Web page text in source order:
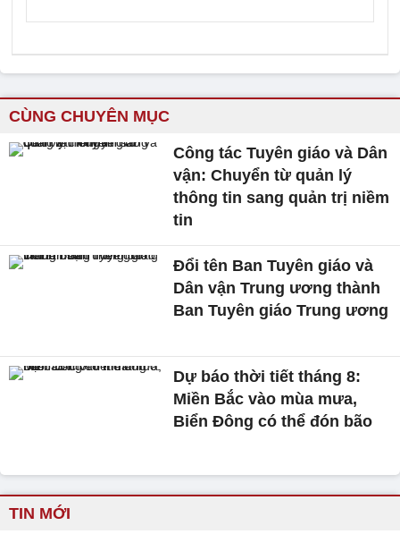
CÙNG CHUYÊN MỤC
Công tác Tuyên giáo và Dân
vận: Chuyển từ quản lý
thông tin sang quản trị niềm
tin
Đổi tên Ban Tuyên giáo và
Dân vận Trung ương thành
Ban Tuyên giáo Trung ương
Dự báo thời tiết tháng 8:
Miền Bắc vào mùa mưa,
Biển Đông có thể đón bão
TIN MỚI